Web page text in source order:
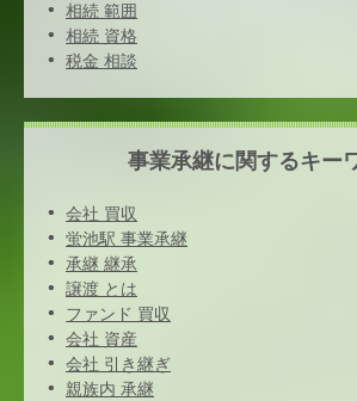
相続 範囲
相続 資格
税金 相談
事業承継に関するキー
会社 買収
蛍池駅 事業承継
承継 継承
譲渡 とは
ファンド 買収
会社 資産
会社 引き継ぎ
親族内 承継